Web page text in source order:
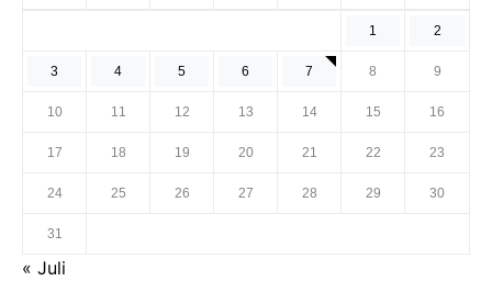
1 2
3 4 5 6 7 8 9
10 11 12 13 14 15 16
17 18 19 20 21 22 23
24 25 26 27 28 29 30
31
« Juli